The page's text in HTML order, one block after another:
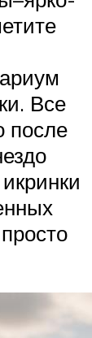
Все
после